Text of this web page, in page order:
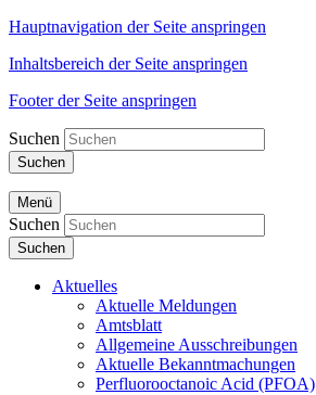
Hauptnavigation der Seite anspringen
Inhaltsbereich der Seite anspringen
Footer der Seite anspringen
Suchen
Suchen
Menü
Suchen
Suchen
Aktuelles
Aktuelle Meldungen
Amtsblatt
Allgemeine Ausschreibungen
Aktuelle Bekanntmachungen
Perfluorooctanoic Acid (PFOA)